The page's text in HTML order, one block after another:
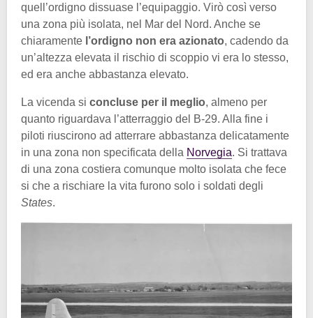
quell’ordigno dissuase l’equipaggio. Virò così verso
una zona più isolata, nel Mar del Nord. Anche se
chiaramente l’ordigno non era azionato, cadendo da
un’altezza elevata il rischio di scoppio vi era lo stesso,
ed era anche abbastanza elevato.
La vicenda si concluse per il meglio, almeno per
quanto riguardava l’atterraggio del B-29. Alla fine i
piloti riuscirono ad atterrare abbastanza delicatamente
in una zona non specificata della Norvegia. Si trattava
di una zona costiera comunque molto isolata che fece
si che a rischiare la vita furono solo i soldati degli
States.